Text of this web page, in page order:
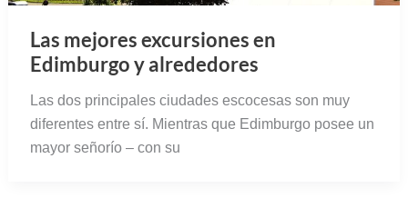
Las mejores excursiones en
Edimburgo y alrededores
Las dos principales ciudades escocesas son muy
diferentes entre sí. Mientras que Edimburgo posee un
mayor señorío – con su